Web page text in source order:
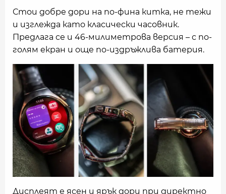
Стои добре дори на по-фина китка, не тежи
и изглежда като класически часовник.
Предлага се и 46-милиметрова версия – с по-
голям екран и още по-издръжлива батерия.
Дисплеят е ясен и ярък дори при директно